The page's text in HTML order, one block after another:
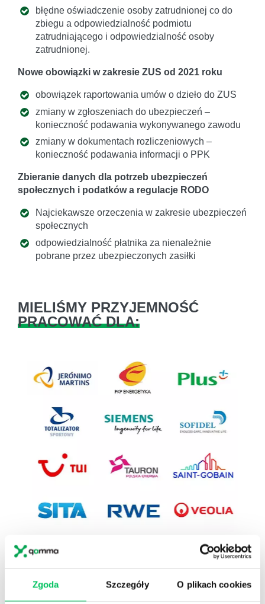
Zgoda Szczegóły O plikach cookies
błędne oświadczenie osoby zatrudnionej co do
zbiegu a odpowiedzialność podmiotu
zatrudniającego i odpowiedzialność osoby
zatrudnionej.
Nowe obowiązki w zakresie ZUS od 2021 roku
obowiązek raportowania umów o dzieło do ZUS
zmiany w zgłoszeniach do ubezpieczeń –
konieczność podawania wykonywanego zawodu
zmiany w dokumentach rozliczeniowych –
konieczność podawania informacji o PPK
Zbieranie danych dla potrzeb ubezpieczeń
społecznych i podatków a regulacje RODO
Najciekawsze orzeczenia w zakresie ubezpieczeń
społecznych
odpowiedzialność płatnika za nienależnie
pobrane przez ubezpieczonych zasiłki
MIELIŚMY PRZYJEMNOŚĆ
PRACOWAĆ DLA:
dyrektorów,
W Akademiach menedżerskich, w których